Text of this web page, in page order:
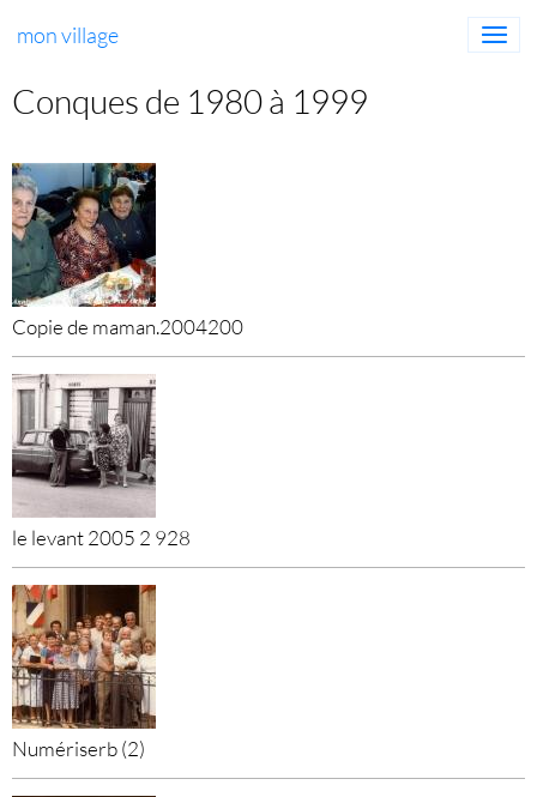
mon village
Conques de 1980 à 1999
Copie de maman.2004200
le levant 2005 2 928
Numériserb (2)